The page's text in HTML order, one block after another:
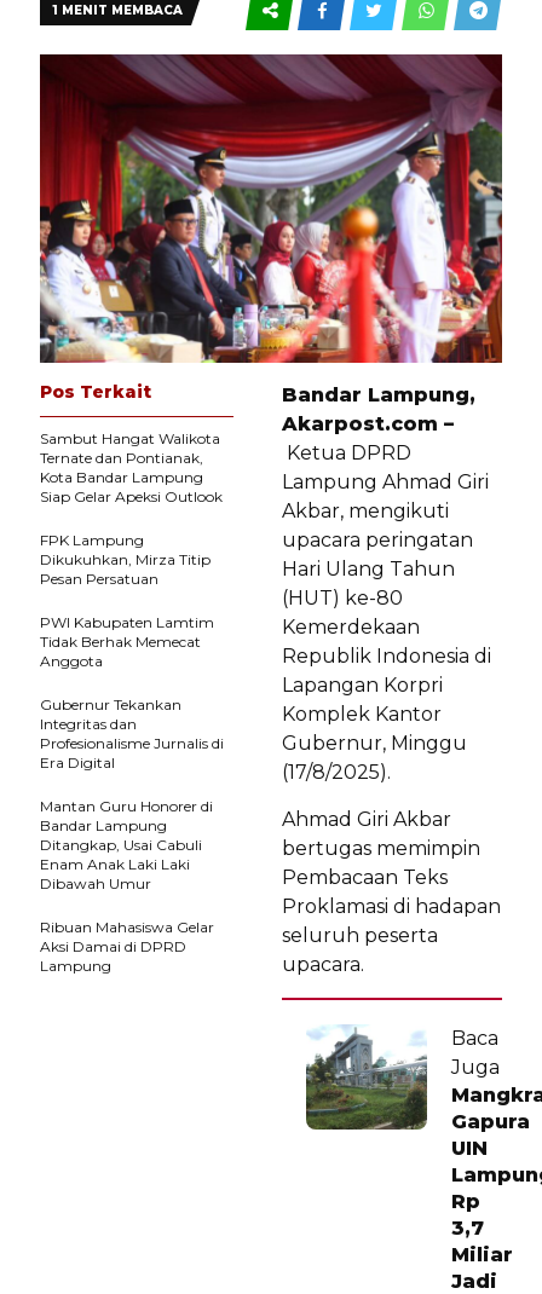
1 MENIT MEMBACA
Bandar Lampung,
Akarpost.com –
Ketua DPRD
Lampung Ahmad Giri
Akbar, mengikuti
upacara peringatan
Hari Ulang Tahun
(HUT) ke-80
Kemerdekaan
Republik Indonesia di
Lapangan Korpri
Komplek Kantor
Gubernur, Minggu
(17/8/2025).
Ahmad Giri Akbar
bertugas memimpin
Pembacaan Teks
Proklamasi di hadapan
seluruh peserta
upacara.
Baca
Juga
Gapura
UIN
Rp
3,7
Miliar
Jadi
Pos Terkait
Sambut Hangat Walikota
Ternate dan Pontianak,
Kota Bandar Lampung
Siap Gelar Apeksi Outlook
FPK Lampung
Dikukuhkan, Mirza Titip
Pesan Persatuan
PWI Kabupaten Lamtim
Tidak Berhak Memecat
Anggota
Gubernur Tekankan
Integritas dan
Profesionalisme Jurnalis di
Era Digital
Mantan Guru Honorer di
Bandar Lampung
Ditangkap, Usai Cabuli
Enam Anak Laki Laki
Dibawah Umur
Ribuan Mahasiswa Gelar
Aksi Damai di DPRD
Lampung